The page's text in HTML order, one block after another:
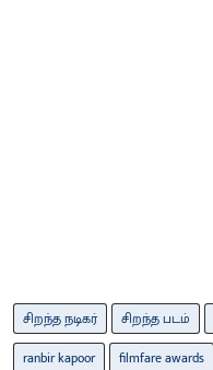
சிறந்த நடிகர் சிறந்த படம்
ranbir kapoor
filmfare awards